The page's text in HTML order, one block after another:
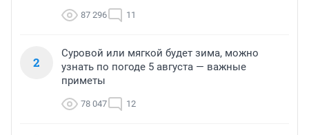
87 296 11
2
Суровой или мягкой будет зима, можно
узнать по погоде 5 августа — важные
приметы
78 047 12